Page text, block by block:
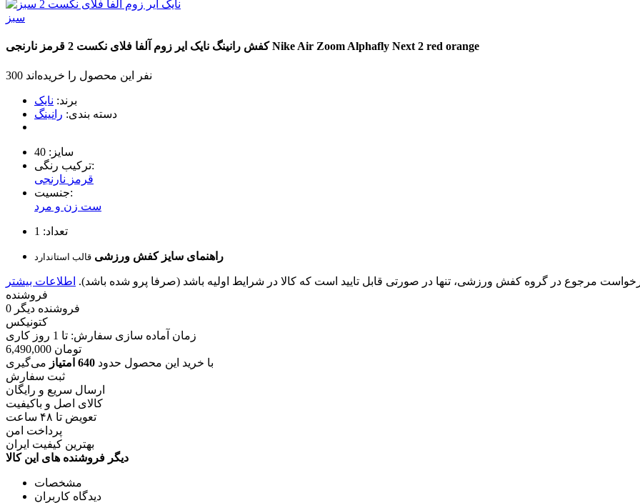
سبز
کفش رانینگ نایک ایر زوم آلفا فلای نکست 2 قرمز نارنجی Nike Air Zoom Alphafly Next 2 red orange
300 نفر این محصول را خریده‌اند
برند: نایک
دسته بندی: رانینگ
سایز: 40
ترکیب رنگی:
قرمز نارنجی
جنسیت:
ست زن و مرد
تعداد: 1
راهنمای سایز کفش ورزشی قالب استاندارد
مرجوع در گروه کفش ورزشی، تنها در صورتی قابل تایید است که کالا در شرایط اولیه باشد (صرفا پرو شده باشد).
فروشنده
0 فروشنده دیگر
کتونیکس
زمان آماده سازی سفارش: تا 1 روز کاری
6,490,000 تومان
با خرید این محصول حدود 640 امتیاز
می‌گیری
ثبت سفارش
ارسال سریع و رایگان
کالای اصل و باکیفیت
تعویض تا ۴۸ ساعت
پرداخت امن
بهترین کیفیت ایران
دیگر فروشنده های این کالا
مشخصات
دیدگاه کاربران